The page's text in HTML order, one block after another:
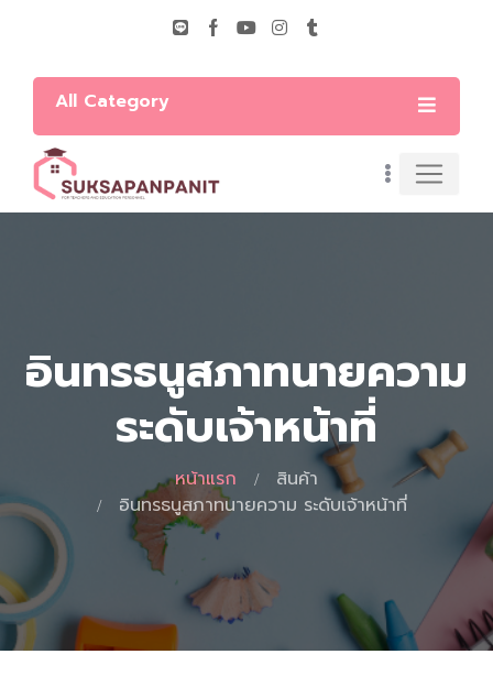
All Category
อินทรธนูสภาทนายความ
ระดับเจ้าหน้าที่
หน้าแรก
สินค้า
อินทรธนูสภาทนายความ ระดับเจ้าหน้าที่